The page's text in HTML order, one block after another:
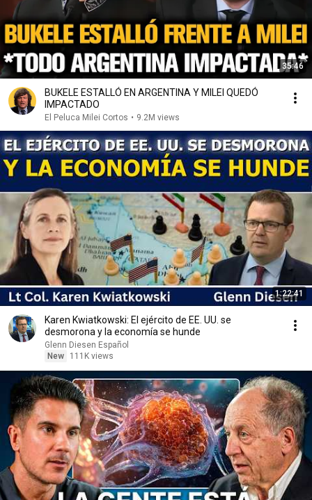
35:46
BUKELE ESTALLÓ EN ARGENTINA Y MILEI QUEDÓ
IMPACTADO
El Peluca Milei Cortos • 9.2M views
1:22:41
Karen Kwiatkowski: El ejército de EE. UU. se
desmorona y la economía se hunde
Glenn Diesen Español
New
111K views